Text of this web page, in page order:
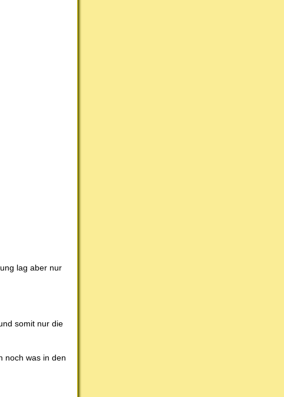
lag aber nur
somit nur die
noch was in den